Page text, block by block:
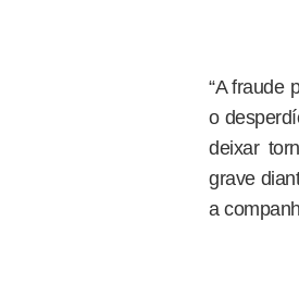
“A fraude
o
deixar
grave
a